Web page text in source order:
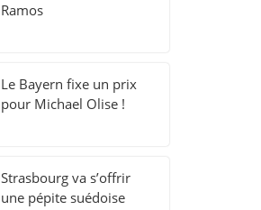
Ramos
Le Bayern fixe un prix
pour Michael Olise !
Strasbourg va s’offrir
une pépite suédoise